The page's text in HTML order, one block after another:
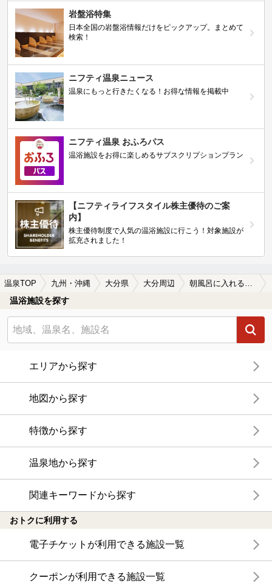
岩盤浴特集
日本全国の岩盤浴情報だけをピックアップ。まとめて
検索！
ニフティ温泉ニュース
温泉にもっと行きたくなる！お得な情報を掲載中
ニフティ温泉 おふろパス
温浴施設をお得に楽しめるサブスクリプションプラン
【ニフティライフスタイル株主優待のご案
内】
株主優待制度で人気の温浴施設に行こう！対象施設が
拡充されました！
温泉TOP 九州・沖縄 大分県 大分周辺 朝風呂に入れる大分周辺の温泉、日帰り温泉、スーパー銭湯おすすめ
温浴施設を探す
エリアから探す
地図から探す
特徴から探す
温泉地から探す
関連キーワードから探す
おトクに利用する
電子チケットが利用できる施設一覧
クーポンが利用できる施設一覧